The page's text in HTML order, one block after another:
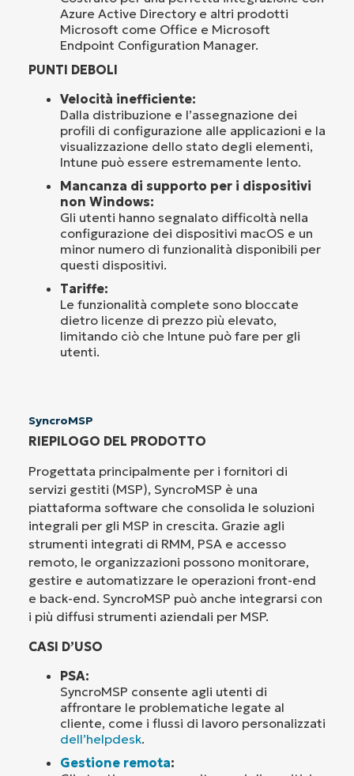
Azure Active Directory e altri prodotti
Microsoft come Office e Microsoft
Endpoint Configuration Manager.
PUNTI DEBOLI
Velocità inefficiente:
Dalla distribuzione e l’assegnazione dei
profili di configurazione alle applicazioni e la
visualizzazione dello stato degli elementi,
Intune può essere estremamente lento.
Mancanza di supporto per i dispositivi
non Windows:
Gli utenti hanno segnalato difficoltà nella
configurazione dei dispositivi macOS e un
minor numero di funzionalità disponibili per
questi dispositivi.
Tariffe:
Le funzionalità complete sono bloccate
dietro licenze di prezzo più elevato,
limitando ciò che Intune può fare per gli
utenti.
SyncroMSP
RIEPILOGO DEL PRODOTTO
Progettata principalmente per i fornitori di
servizi gestiti (MSP), SyncroMSP è una
piattaforma software che consolida le soluzioni
integrali per gli MSP in crescita. Grazie agli
strumenti integrati di RMM, PSA e accesso
remoto, le organizzazioni possono monitorare,
gestire e automatizzare le operazioni front-end
e back-end. SyncroMSP può anche integrarsi con
i più diffusi strumenti aziendali per MSP.
CASI D’USO
PSA:
SyncroMSP consente agli utenti di
affrontare le problematiche legate al
cliente, come i flussi di lavoro personalizzati
dell’helpdesk.
Gestione remota: